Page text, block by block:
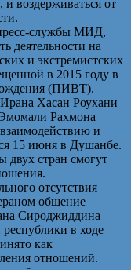
воздерживаться от
службы МИД,
деятельности на
и экстремистских
в 2015 году в
(ПИВТ).
Хасан Роухани
Рахмона
и
15 июня в Душанбе.
двух стран смогут
отсутствия
общение
Сироджиддина
в ходе
как
отношений.